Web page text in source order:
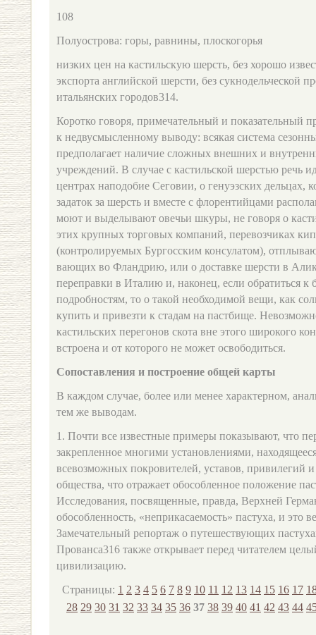
108
Полуострова: горы, равнины, плоскогорья
низких цен на кастильскую шерсть, без хорошо
экспорта английской шерсти, без сукнодельческой
итальянских городов314.
Коротко говоря, примечательный и показательный
к недвусмысленному выводу: всякая система
предполагает наличие сложных внешних и
учреждений. В случае с кастильской шерстью речь
центрах наподобие Сеговии, о генуэз­ских дельцах,
задаток за шерсть и вместе с флорентийцами
моют и выделывают овечьи шкуры, не говоря о
этих крупных торговых компаний, перевозчиках
(контро­лируемых Бургосским консулатом),
вающих во Фландрию, или о доставке шерсти в
переправки в Италию и, наконец, если обратиться к
подробностям, то о такой необходимой вещи, как
купить и привезти к стадам на пастбище.
кастильских перегонов скота вне этого широкого
встроена и от которого не может освободиться.
Сопоставления и построение общей карты
В каждом случае, более или менее характерном,
тем же выводам.
1. Почти все известные примеры показывают, что
закрепленное многими установлениями,
всевозможных покровителей, уставов, привилегий
общества, что отражает обособленное положение
Исследования, посвященные, правда, Верхней
обособленность, «неприкасаемость» пастуха, и это
Замечательный репортаж о путешествующих
Прованса316 также открывает перед читателем
цивилизацию.
Страницы: 1 2 3 4 5 6 7 8 9 10 11 12 13 14 15 16 17
28 29 30 31 32 33 34 35 36 37 38 39 40 41 42 43 44